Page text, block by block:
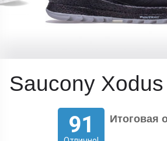
Saucony
91 Итоговая